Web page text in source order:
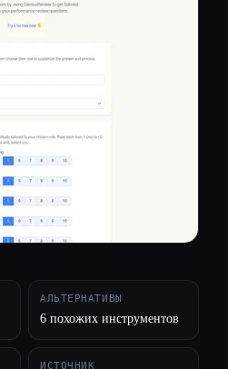
АЛЬТЕРНАТИВЫ
6 похожих инструментов
ИСТОЧНИК